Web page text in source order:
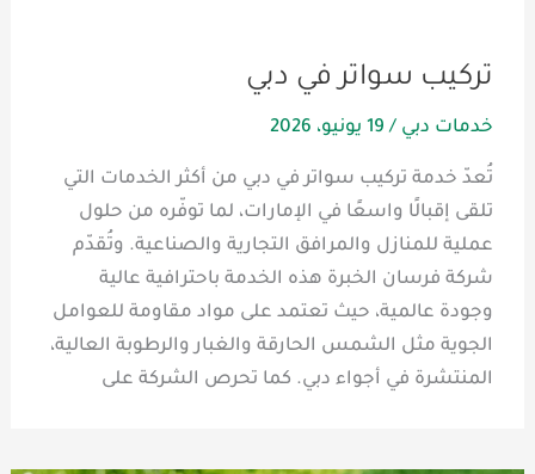
تركيب سواتر في دبي
خدمات دبي / 19 يونيو، 2026
تُعدّ خدمة تركيب سواتر في دبي من أكثر الخدمات التي
تلقى إقبالًا واسعًا في الإمارات، لما توفّره من حلول
عملية للمنازل والمرافق التجارية والصناعية. وتُقدّم
شركة فرسان الخبرة هذه الخدمة باحترافية عالية
وجودة عالمية، حيث تعتمد على مواد مقاومة للعوامل
الجوية مثل الشمس الحارقة والغبار والرطوبة العالية،
المنتشرة في أجواء دبي. كما تحرص الشركة على